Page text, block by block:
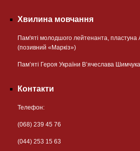
Хвилина мовчання
Пам'яті молодшого лейтенанта, пластуна
(позивний «Маркіз»)
Пам’яті Героя України В’ячеслава
Контакти
Телефон:
(068) 239 45 76
(044) 253 15 63